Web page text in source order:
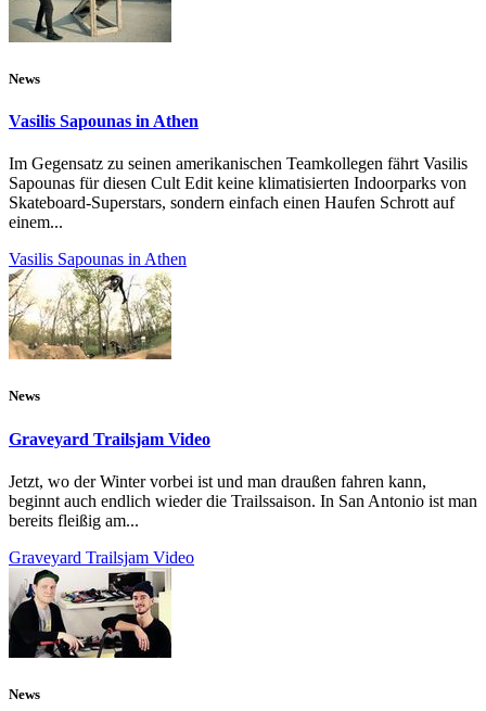
News
Vasilis Sapounas in Athen
Im Gegensatz zu seinen amerikanischen Teamkollegen fährt Vasilis
Sapounas für diesen Cult Edit keine klimatisierten Indoorparks von
Skateboard-Superstars, sondern einfach einen Haufen Schrott auf
einem...
Vasilis Sapounas in Athen
News
Graveyard Trailsjam Video
Jetzt, wo der Winter vorbei ist und man draußen fahren kann,
beginnt auch endlich wieder die Trailssaison. In San Antonio ist man
bereits fleißig am...
Graveyard Trailsjam Video
News